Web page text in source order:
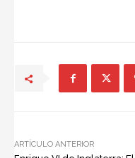
ARTÍCULO ANTERIOR